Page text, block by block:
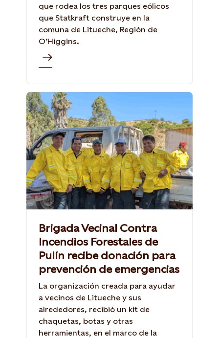
que rodea los tres parques eólicos
que Statkraft construye en la
comuna de Litueche, Región de
O’Higgins.
Brigada Vecinal Contra
Incendios Forestales de
Pulín recibe donación para
prevención de emergencias
La organización creada para ayudar
a vecinos de Litueche y sus
alrededores, recibió un kit de
chaquetas, botas y otras
herramientas, en el marco de la